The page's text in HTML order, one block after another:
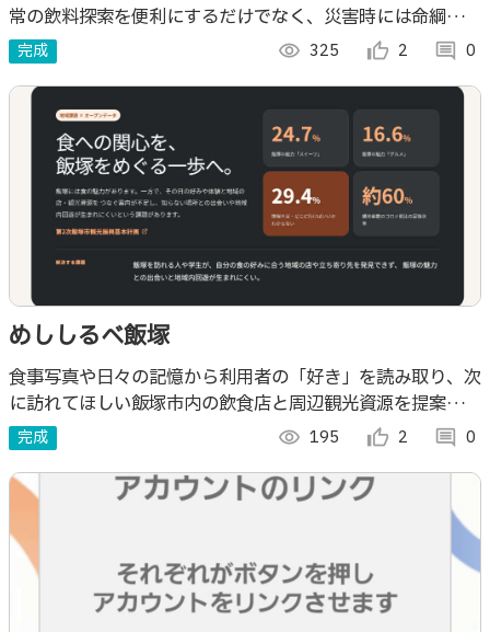
常の飲料探索を便利にするだけでなく、災害時には命綱とな
りえる情報を提供するユーザ参加型マップアプリです。
完成 visibility 325 thumb_up_alt 2 comment 0
めししるべ飯塚
食事写真や日々の記憶から利用者の「好き」を読み取り、次
に訪れてほしい飯塚市内の飲食店と周辺観光資源を提案す
る、食の記憶を起点とした地域回遊アプリです。 AIによる
料理画像の分析、個人用タグ、食の記憶
完成 visibility 195 thumb_up_alt 2 comment 0